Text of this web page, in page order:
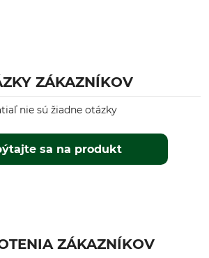
ZÁKAZNÍKOV
sa na produkt
nie sú žiadne otázky
ZÁKAZNÍKOV